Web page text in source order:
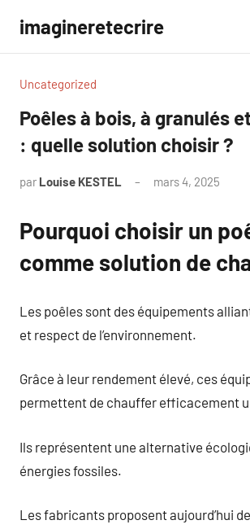
contenu
imagineretecrire
Uncategorized
Poêles à bois, à granulés
: quelle solution choisir ?
par Louise KESTEL mars 4, 2025
Pourquoi choisir un
comme solution de
Les poêles sont des équipements
et respect de l’environnement.
Grâce à leur rendement élevé, ces
permettent de chauffer efficacement
Ils représentent une alternative
énergies fossiles.
Les fabricants proposent aujourd’hui